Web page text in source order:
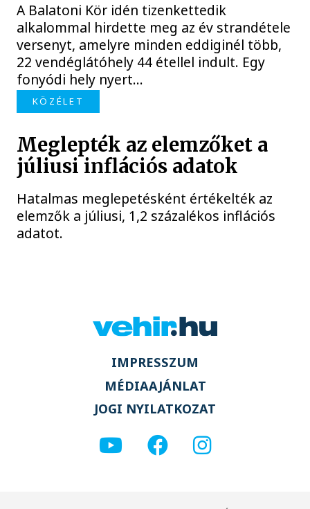
A Balatoni Kör idén tizenkettedik
alkalommal hirdette meg az év strandétele
versenyt, amelyre minden eddiginél több,
22 vendéglátóhely 44 étellel indult. Egy
fonyódi hely nyert...
KÖZÉLET
Meglepték az elemzőket a
júliusi inflációs adatok
Hatalmas meglepetésként értékelték az
elemzők a júliusi, 1,2 százalékos inflációs
adatot.
IMPRESSZUM
MÉDIAAJÁNLAT
JOGI NYILATKOZAT